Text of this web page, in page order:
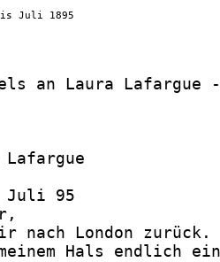
Juli 1895
an Laura Lafargue
Lafargue
Juli 95
nach London zurück.
Hals endlich